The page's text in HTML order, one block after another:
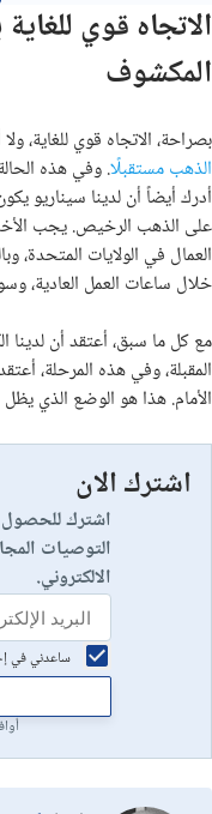
الاتجاه قوي
المكشوف
بصراحة، الاتجاه قوي للغاية،
الذهب مستقبلًا. وفي هذه
أدرك أيضاً أن لدينا سيناريو
على الذهب الرخيص. يجب الأخذ
العمال في الولايات المتحدة،
خلال ساعات العمل العادية،
مع كل ما سبق، أعتقد أن لدينا
المقبلة، وفي هذه المرحلة،
الأمام. هذا هو الوضع الذي يظل
اشترك الان
اشترك للحصول
التوصيات
الالكتروني.
ساعدني في